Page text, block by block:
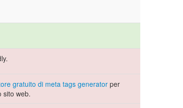
gratuito di meta tags generator per
sito web.